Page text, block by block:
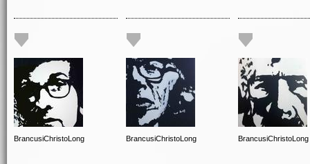
BrancusiChristoLong BrancusiChristoLong BrancusiChristoLong